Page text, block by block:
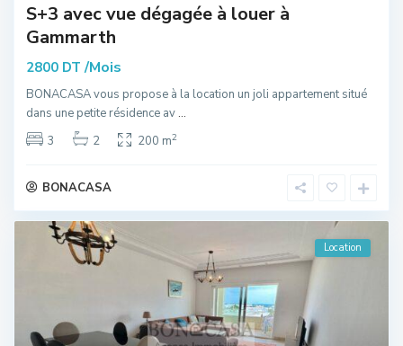
S+3 avec vue dégagée à louer à
Gammarth
2800 DT /Mois
BONACASA vous propose à la location un joli appartement situé
dans une petite résidence av...
3
2 200 m2
BONACASA
Location